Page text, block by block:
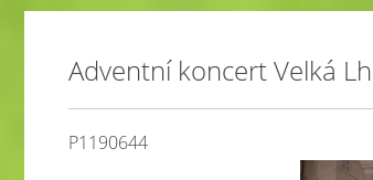
Adventní koncert Velká
P1190644